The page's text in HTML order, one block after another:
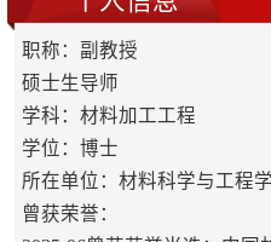
职称：副教授
硕士生导师
学科：材料加工工程
学位：博士
所在单位：材料科学与工程
曾获荣誉：